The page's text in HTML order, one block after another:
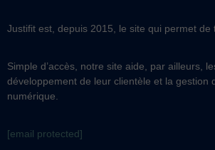
Justifit est, depuis 2015, le site qui permet de
Simple d’accès, notre site aide, par ailleurs,
développement de leur clientèle et la gestion
numérique.
[email protected]